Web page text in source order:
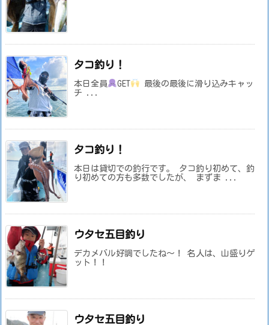
タコ釣り！
本日全員 GET
最後の最後に滑り込みキャッ
チ ...
タコ釣り！
本日は貸切での釣行です。 タコ釣り初めて、釣
り初めての方も多数でしたが、 まずま ...
ウタセ五目釣り
デカメバル好調でしたね～！ 名人は、山盛りゲ
ット！！
ウタセ五目釣り